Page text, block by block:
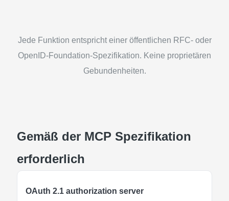
Jede Funktion entspricht einer öffentlichen RFC- oder
OpenID-Foundation-Spezifikation. Keine proprietären
Gebundenheiten.
Gemäß der MCP Spezifikation
erforderlich
OAuth 2.1 authorization server